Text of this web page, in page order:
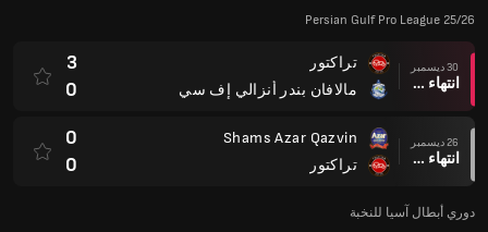
Persian Gulf Pro League 25/26
30 ديسمبر
انتهاء وقت المباراة
تراكتور
مالافان بندر أنزالي إف سي
3
0
26 ديسمبر
انتهاء وقت المباراة
Shams Azar Qazvin
تراكتور
0
0
دوري أبطال آسيا للنخبة